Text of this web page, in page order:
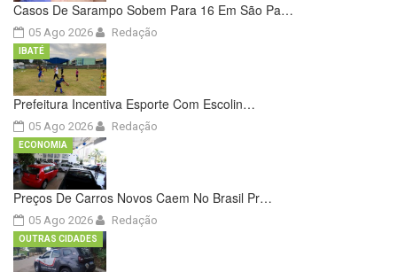
Casos De Sarampo Sobem Para 16 Em São Pa…
05 Ago 2026 Redação
Prefeitura Incentiva Esporte Com Escolin…
05 Ago 2026
IBATÉ
Redação
Preços De Carros Novos Caem No Brasil Pr…
05 Ago 2026
ECONOMIA
Redação
OUTRAS CIDADES